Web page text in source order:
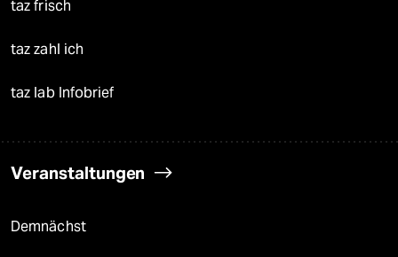
taz frisch
taz zahl ich
taz lab Infobrief
Veranstaltungen
Demnächst